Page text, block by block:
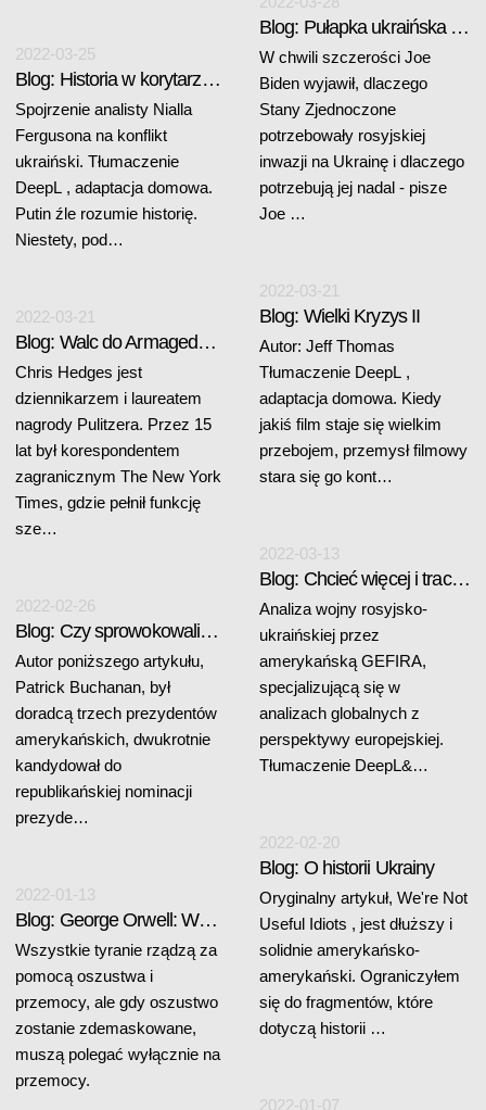
Blog: Pułapka ukraińska (1)
W chwili szczerości Joe
Biden wyjawił, dlaczego
Stany Zjednoczone
potrzebowały rosyjskiej
inwazji na Ukrainę i dlaczego
potrzebują jej nadal - pisze
Joe …
2022-03-25
Blog: Historia w korytarzach władzy
Spojrzenie analisty Nialla
Fergusona na konflikt
ukraiński. Tłumaczenie
DeepL , adaptacja domowa.
Putin źle rozumie historię.
Niestety, pod…
2022-03-21
Blog: Wielki Kryzys II
Autor: Jeff Thomas
Tłumaczenie DeepL ,
adaptacja domowa. Kiedy
jakiś film staje się wielkim
przebojem, przemysł filmowy
stara się go kont…
2022-03-21
Blog: Walc do Armagedonu
Chris Hedges jest
dziennikarzem i laureatem
nagrody Pulitzera. Przez 15
lat był korespondentem
zagranicznym The New York
Times, gdzie pełnił funkcję
sze…
2022-03-13
Blog: Chcieć więcej i tracić wszystko
Analiza wojny rosyjsko-
ukraińskiej przez
amerykańską GEFIRA,
specjalizującą się w
analizach globalnych z
perspektywy europejskiej.
Tłumaczenie DeepL&…
2022-02-26
Blog: Czy sprowokowaliśmy wojnę Putina na Ukrainie?
Autor poniższego artykułu,
Patrick Buchanan, był
doradcą trzech prezydentów
amerykańskich, dwukrotnie
kandydował do
republikańskiej nominacji
prezyde…
2022-02-20
Blog: O historii Ukrainy
Oryginalny artykuł, We're Not
Useful Idiots , jest dłuższy i
solidnie amerykańsko-
amerykański. Ograniczyłem
się do fragmentów, które
dotyczą historii …
2022-01-13
Blog: George Orwell: Wszystkie tyranie...
Wszystkie tyranie rządzą za
pomocą oszustwa i
przemocy, ale gdy oszustwo
zostanie zdemaskowane,
muszą polegać wyłącznie na
przemocy.
2022-01-07